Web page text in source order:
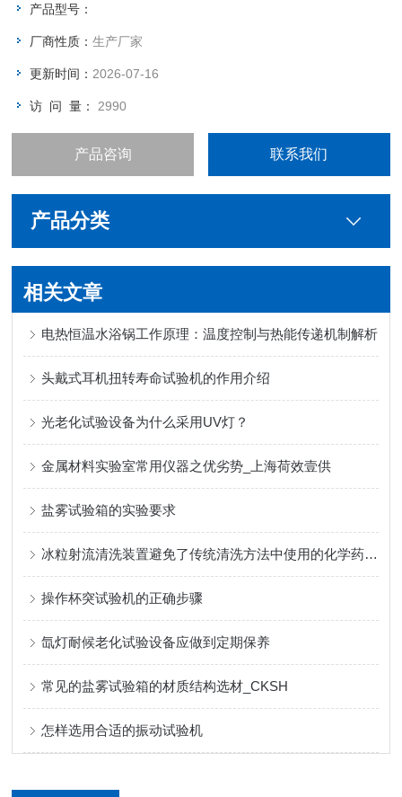
产品型号：
厂商性质：生产厂家
更新时间： 2026-07-16
访 问 量： 2990
产品咨询 联系我们
产品分类
相关文章
电热恒温水浴锅工作原理：温度控制与热能传递机制解析
头戴式耳机扭转寿命试验机的作用介绍
光老化试验设备为什么采用UV灯？
金属材料实验室常用仪器之优劣势_上海荷效壹供
盐雾试验箱的实验要求
冰粒射流清洗装置避免了传统清洗方法中使用的化学药剂对环境的危害
操作杯突试验机的正确步骤
氙灯耐候老化试验设备应做到定期保养
常见的盐雾试验箱的材质结构选材_CKSH
怎样选用合适的振动试验机